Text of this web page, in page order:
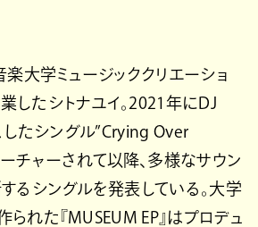
大学ミュージッククリエーショ
したシトナユイ。2021年にDJ
したシングル”Crying Over
チャーされて以降、多様なサウン
するシングルを発表している。大学
れた『MUSEUM EP』はプロデュ